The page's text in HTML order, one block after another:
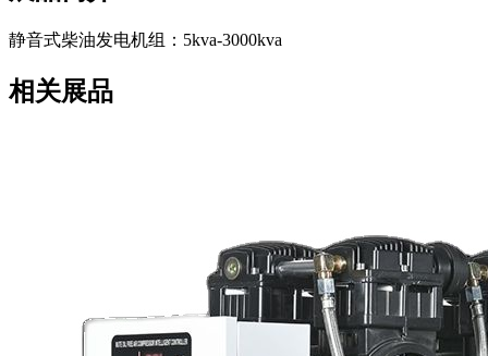
静音式柴油发电机组：5kva-3000kva
相关展品